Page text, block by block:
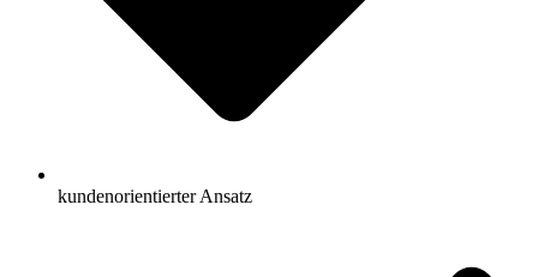
kundenorientierter Ansatz